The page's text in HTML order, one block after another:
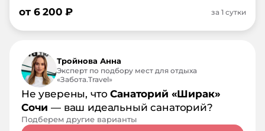
от 6 200 ₽ за 1 сутки
Тройнова Анна
Эксперт по подбору мест для отдыха
«Забота.Travel»
Не уверены, чтоСанаторий «Ширак»
Сочи — ваш идеальный санаторий?
Подберем другие варианты